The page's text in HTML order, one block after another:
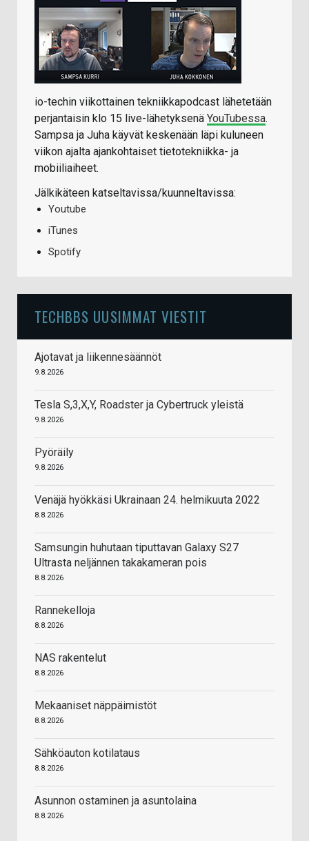
io-techin viikottainen tekniikkapodcast lähetetään
perjantaisin klo 15 live-lähetyksenä YouTubessa.
Sampsa ja Juha käyvät keskenään läpi kuluneen
viikon ajalta ajankohtaiset tietotekniikka- ja
mobiiliaiheet.
Jälkikäteen katseltavissa/kuunneltavissa:
Youtube
iTunes
Spotify
TECHBBS UUSIMMAT VIESTIT
Ajotavat ja liikennesäännöt
9.8.2026
Tesla S,3,X,Y, Roadster ja Cybertruck yleistä
9.8.2026
Pyöräily
9.8.2026
Venäjä hyökkäsi Ukrainaan 24. helmikuuta 2022
8.8.2026
Samsungin huhutaan tiputtavan Galaxy S27
Ultrasta neljännen takakameran pois
8.8.2026
Rannekelloja
8.8.2026
NAS rakentelut
8.8.2026
Mekaaniset näppäimistöt
8.8.2026
Sähköauton kotilataus
8.8.2026
Asunnon ostaminen ja asuntolaina
8.8.2026